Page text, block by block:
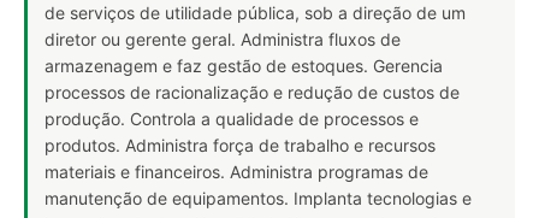
de serviços de utilidade pública, sob a direção de um
diretor ou gerente geral. Administra fluxos de
armazenagem e faz gestão de estoques. Gerencia
processos de racionalização e redução de custos de
produção. Controla a qualidade de processos e
produtos. Administra força de trabalho e recursos
materiais e financeiros. Administra programas de
manutenção de equipamentos. Implanta tecnologias e